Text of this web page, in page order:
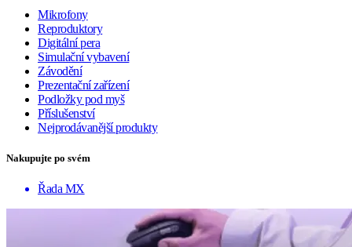
Mikrofony
Reproduktory
Digitální pera
Simulační vybavení
Závodění
Prezentační zařízení
Podložky pod myš
Příslušenství
Nejprodávanější produkty
Nakupujte po svém
Řada MX